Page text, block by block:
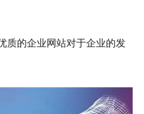
质的企业网站对于企业的发